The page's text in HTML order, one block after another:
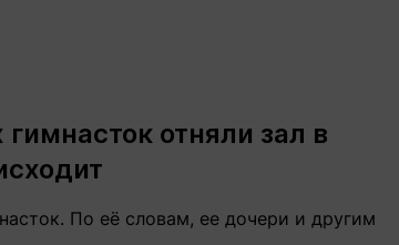
гимнасток отняли зал в
По её словам, ее дочери и другим